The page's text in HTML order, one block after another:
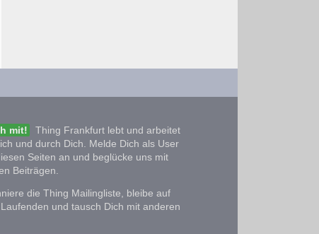
mit!
Thing Frankfurt lebt und arbeitet
und durch Dich. Melde Dich als User
Seiten an und beglücke uns mit
Beiträgen.
die Thing Mailingliste, bleibe auf
und tausch Dich mit anderen